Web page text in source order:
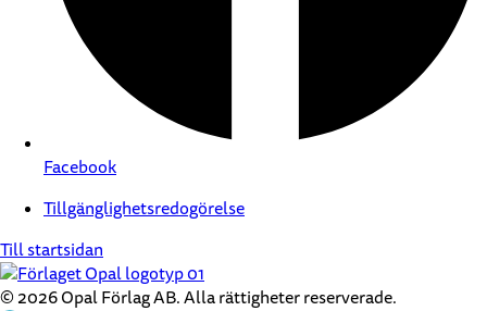
Facebook
Tillgänglighetsredogörelse
Till startsidan
© 2026 Opal Förlag AB. Alla rättigheter reserverade.